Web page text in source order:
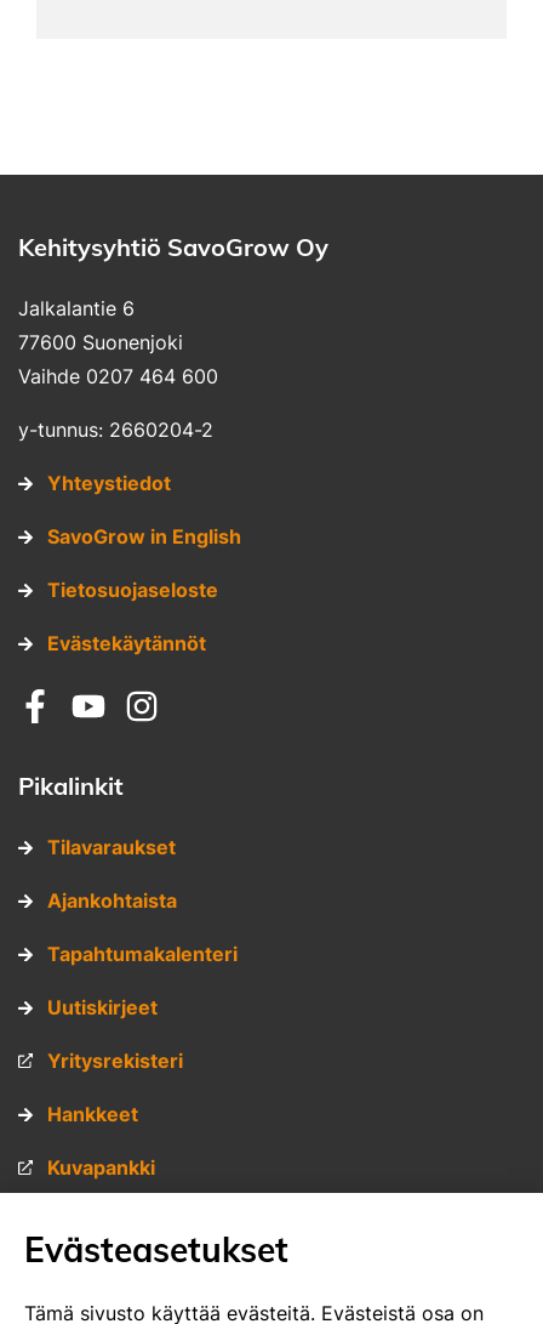
Kehitysyhtiö SavoGrow Oy
Jalkalantie 6
77600 Suonenjoki
Vaihde 0207 464 600
y-tunnus: 2660204-2
Yhteystiedot
SavoGrow in English
Tietosuojaseloste
Evästekäytännöt
Sosiaalinen media: facebook
Sosiaalinen media: youtube
Sosiaalinen media: instagram
Pikalinkit
Tilavaraukset
Ajankohtaista
Tapahtumakalenteri
Uutiskirjeet
Yritysrekisteri
Hankkeet
Kuvapankki
Evästeasetukset
Tämä sivusto käyttää evästeitä. Evästeistä osa on